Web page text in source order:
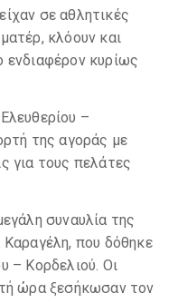
σε αθλητικές
κλόουν και
ενδιαφέρον κυρίως
–
της αγοράς με
για τους πελάτες
συναυλία της
που δόθηκε
– Κορδελιού. Οι
ώρα ξεσήκωσαν τον